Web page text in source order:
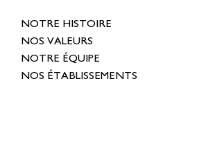
NOTRE HISTOIRE
NOS VALEURS
NOTRE ÉQUIPE
NOS ÉTABLISSEMENTS